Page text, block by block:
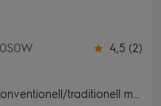
4,5 (2)
Snabbgrill, Grill, Bakning med fukt